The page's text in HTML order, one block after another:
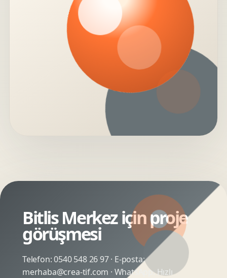
Bitlis Merkez için proje
görüşmesi
Telefon:0540 548 26 97· E-posta:
merhaba@crea-tif.com · WhatsApp:Hızlı